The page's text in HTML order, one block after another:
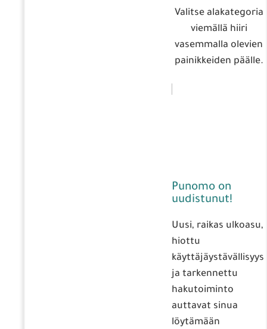
Valitse alakategoria
viemällä hiiri
vasemmalla olevien
painikkeiden päälle.
Punomo on
uudistunut!
Uusi, raikas ulkoasu,
hiottu
käyttäjäystävällisyys
ja tarkennettu
hakutoiminto
auttavat sinua
löytämään